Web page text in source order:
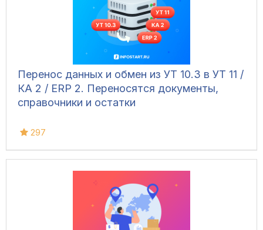
оборудованием и контролировать
движение транспорта.
Перенос данных и обмен из УТ 10.3 в УТ 11 /
КА 2 / ERP 2. Переносятся документы,
справочники и остатки
297